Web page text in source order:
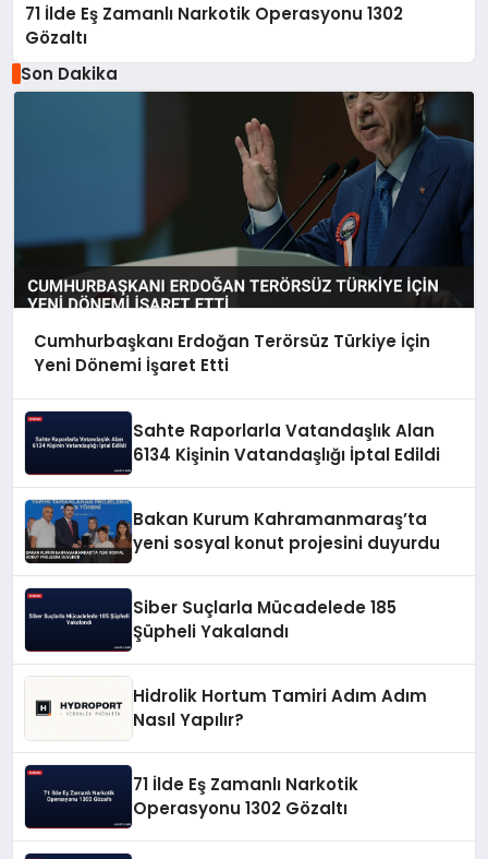
71 İlde Eş Zamanlı Narkotik Operasyonu 1302
Gözaltı
Son Dakika
Cumhurbaşkanı Erdoğan Terörsüz Türkiye İçin
Yeni Dönemi İşaret Etti
Sahte Raporlarla Vatandaşlık Alan
6134 Kişinin Vatandaşlığı İptal Edildi
Bakan Kurum Kahramanmaraş’ta
yeni sosyal konut projesini duyurdu
Siber Suçlarla Mücadelede 185
Şüpheli Yakalandı
Hidrolik Hortum Tamiri Adım Adım
Nasıl Yapılır?
71 İlde Eş Zamanlı Narkotik
Operasyonu 1302 Gözaltı